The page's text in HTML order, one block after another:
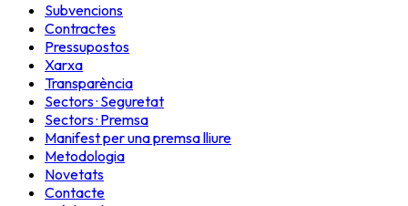
Subvencions
Contractes
Pressupostos
Xarxa
Transparència
Sectors · Seguretat
Sectors · Premsa
Manifest per una premsa lliure
Metodologia
Novetats
Contacte